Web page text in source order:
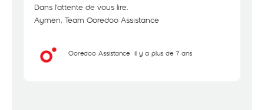
Dans l'attente de vous lire.
Aymen, Team Ooredoo Assistance
Ooredoo Assistance il y a plus de 7 ans